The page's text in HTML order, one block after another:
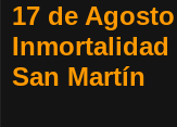
17 de
Inmortalidad
San Martín